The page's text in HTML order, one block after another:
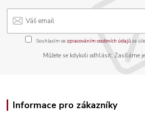
Souhlasím se zpracováním osobních údajůza
Můžete se kdykoli odhlásit. Zasíláme
Informace pro zákazníky